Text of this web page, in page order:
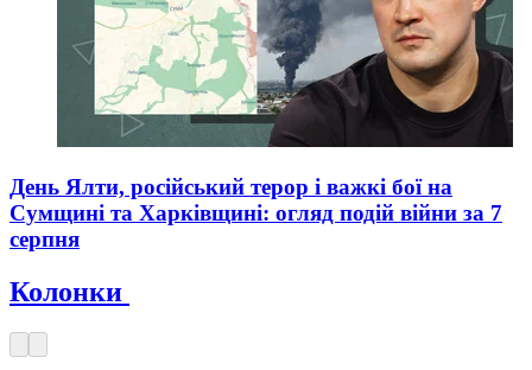
День Ялти, російський терор і важкі бої на
Сумщині та Харківщині: огляд подій війни за 7
серпня
Колонки